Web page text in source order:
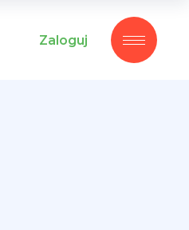
Zaloguj